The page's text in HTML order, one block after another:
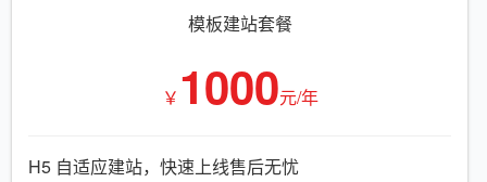
模板建站套餐
￥ 1000元/年
H5 自适应建站，快速上线售后无忧